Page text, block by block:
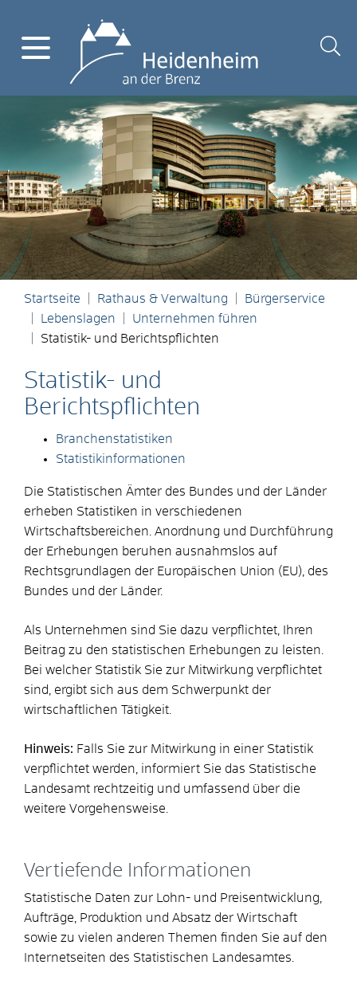
Startseite Rathaus & Verwaltung
Bürgerservice
Lebenslagen
Unternehmen führen
Statistik- und Berichtspflichten
Statistik- und
Berichtspflichten
Branchenstatistiken
Statistikinformationen
Die Statistischen Ämter des Bundes und der Länder
erheben Statistiken in verschiedenen
Wirtschaftsbereichen. Anordnung und Durchführung
der Erhebungen beruhen ausnahmslos auf
Rechtsgrundlagen der Europäischen Union (EU), des
Bundes und der Länder.
Als Unternehmen sind Sie dazu verpflichtet, Ihren
Beitrag zu den statistischen Erhebungen zu leisten.
Bei welcher Statistik Sie zur Mitwirkung verpflichtet
sind, ergibt sich aus dem Schwerpunkt der
wirtschaftlichen Tätigkeit.
Hinweis: Falls Sie zur Mitwirkung in einer Statistik
verpflichtet werden, informiert Sie das Statistische
Landesamt rechtzeitig und umfassend über die
weitere Vorgehensweise.
Vertiefende Informationen
Statistische Daten zur Lohn- und Preisentwicklung,
Aufträge, Produktion und Absatz der Wirtschaft
sowie zu vielen anderen Themen finden Sie auf den
Internetseiten des Statistischen Landesamtes.